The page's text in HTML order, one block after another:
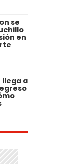
se
en
llega a